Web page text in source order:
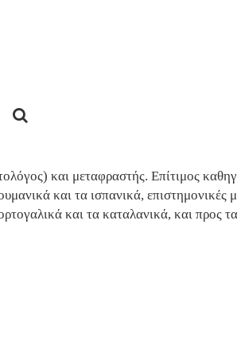
και μεταφραστής. Επίτιμος
και τα ισπανικά, επιστημονικές
και τα καταλανικά, και προς